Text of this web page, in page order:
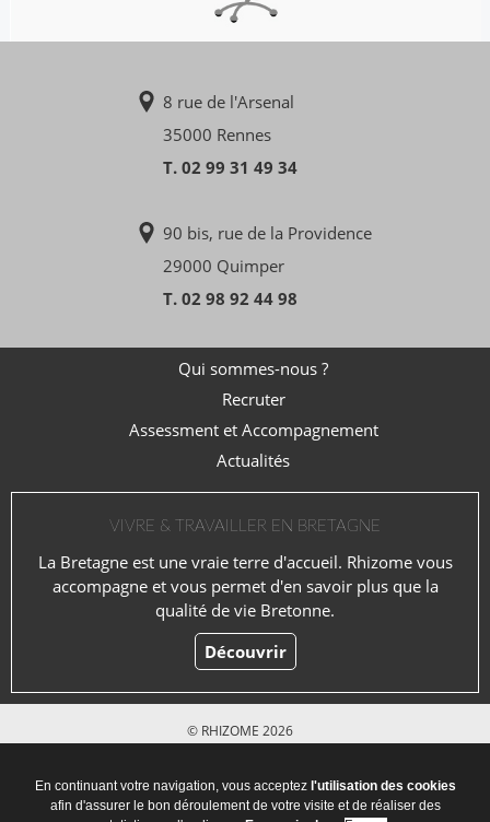
8 rue de l'Arsenal
35000 Rennes
T. 02 99 31 49 34
90 bis, rue de la Providence
29000 Quimper
T. 02 98 92 44 98
Qui sommes-nous ?
Recruter
Assessment et Accompagnement
Actualités
VIVRE & TRAVAILLER EN BRETAGNE
La Bretagne est une vraie terre d'accueil. Rhizome vous
accompagne et vous permet d'en savoir plus que la
qualité de vie Bretonne.
Découvrir
© RHIZOME 2026
Mentions légales
En continuant votre navigation, vous acceptez l'utilisation des cookies
afin d'assurer le bon déroulement de votre visite et de réaliser des